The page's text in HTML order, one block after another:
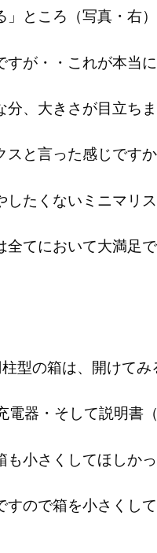
ところ（写真・ 右）
が・・これが本当に
、大きさが目立ち
と言った感じですか
たくないミニマリ
てにおいて大満足で
型の箱は、開けてみ
器・そして説明書（
小さくしてほしか
すので箱を小さくし